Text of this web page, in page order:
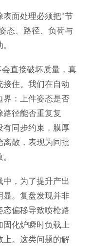
面处理必须把“节
态、路径、负荷与
直接破坏质量，真
住。我们在自动
界：上件姿态是否
径能否重复复
有同步约束，膜厚
散，表现为同批
，为了提升产出
显。复盘发现并非
偏移导致喷枪路
化炉瞬时负载上
上。这类问题的解